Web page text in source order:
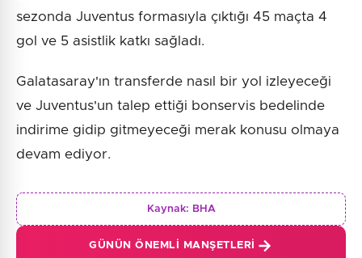
sezonda Juventus formasıyla çıktığı 45 maçta 4
gol ve 5 asistlik katkı sağladı.
Galatasaray'ın transferde nasıl bir yol izleyeceği
ve Juventus'un talep ettiği bonservis bedelinde
indirime gidip gitmeyeceği merak konusu olmaya
devam ediyor.
Kaynak: BHA
GÜNÜN ÖNEMLI MANŞETLERI